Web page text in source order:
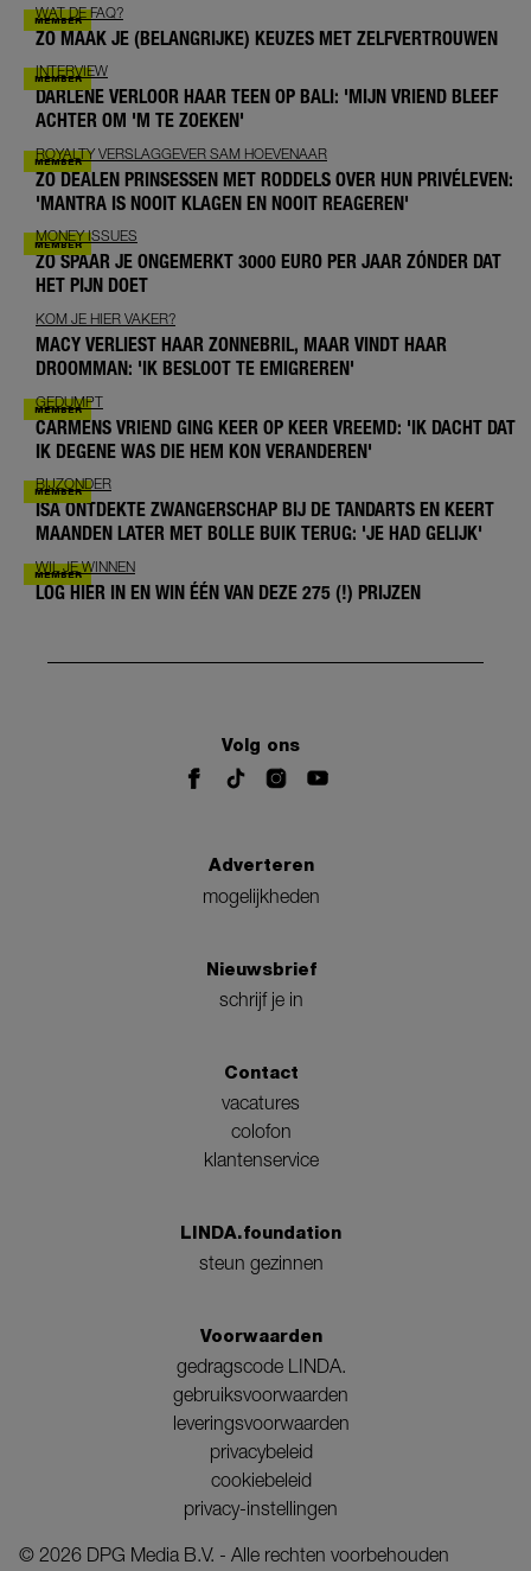
WAT DE FAQ?
ZO MAAK JE (BELANGRIJKE) KEUZES MET ZELFVERTROUWEN
INTERVIEW
DARLENE VERLOOR HAAR TEEN OP BALI: 'MIJN VRIEND BLEEF
ACHTER OM 'M TE ZOEKEN'
ROYALTY VERSLAGGEVER SAM HOEVENAAR
ZO DEALEN PRINSESSEN MET RODDELS OVER HUN PRIVÉLEVEN:
'MANTRA IS NOOIT KLAGEN EN NOOIT REAGEREN'
MONEY ISSUES
ZO SPAAR JE ONGEMERKT 3000 EURO PER JAAR ZÓNDER DAT
HET PIJN DOET
KOM JE HIER VAKER?
MACY VERLIEST HAAR ZONNEBRIL, MAAR VINDT HAAR
DROOMMAN: 'IK BESLOOT TE EMIGREREN'
GEDUMPT
CARMENS VRIEND GING KEER OP KEER VREEMD: 'IK DACHT DAT
IK DEGENE WAS DIE HEM KON VERANDEREN'
BIJZONDER
ISA ONTDEKTE ZWANGERSCHAP BIJ DE TANDARTS EN KEERT
MAANDEN LATER MET BOLLE BUIK TERUG: 'JE HAD GELIJK'
WIL JE WINNEN
LOG HIER IN EN WIN ÉÉN VAN DEZE 275 (!) PRIJZEN
Volg ons
Adverteren
mogelijkheden
Nieuwsbrief
schrijf je in
Contact
vacatures
colofon
klantenservice
LINDA.foundation
steun gezinnen
Voorwaarden
gedragscode LINDA.
gebruiksvoorwaarden
leveringsvoorwaarden
privacybeleid
cookiebeleid
privacy-instellingen
© 2026 DPG Media B.V. - Alle rechten voorbehouden